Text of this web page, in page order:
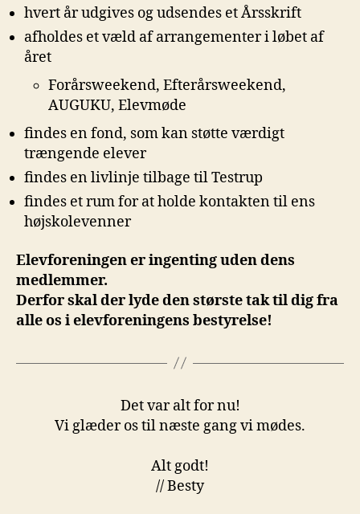
hvert år udgives og udsendes et Årsskrift
afholdes et væld af arrangementer i løbet af
året
Forårsweekend, Efterårsweekend,
AUGUKU, Elevmøde
findes en fond, som kan støtte værdigt
trængende elever
findes en livlinje tilbage til Testrup
findes et rum for at holde kontakten til ens
højskolevenner
Elevforeningen er ingenting uden dens
medlemmer.
Derfor skal der lyde den største tak til dig fra
alle os i elevforeningens bestyrelse!
Det var alt for nu!
Vi glæder os til næste gang vi mødes.
Alt godt!
// Besty